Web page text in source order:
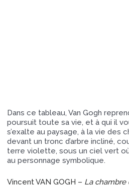
Dans ce tableau, Van Gogh
poursuit toute sa vie, et à qui il
s’exalte au paysage, à la vie des
devant un tronc d’arbre incliné,
terre violette, sous un ciel vert
au personnage symbolique.
Vincent VAN GOGH – La chambre